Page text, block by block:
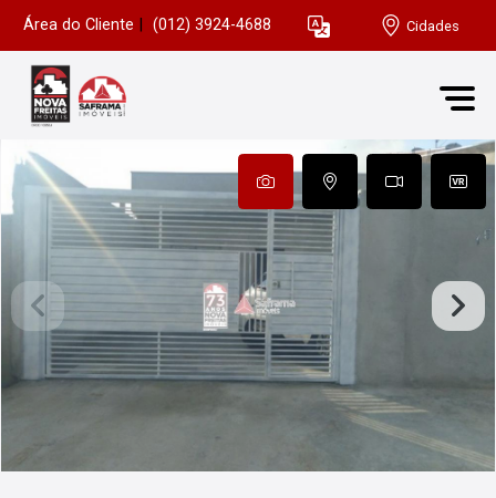
Área do Cliente (012) 3924-4688 Cidades